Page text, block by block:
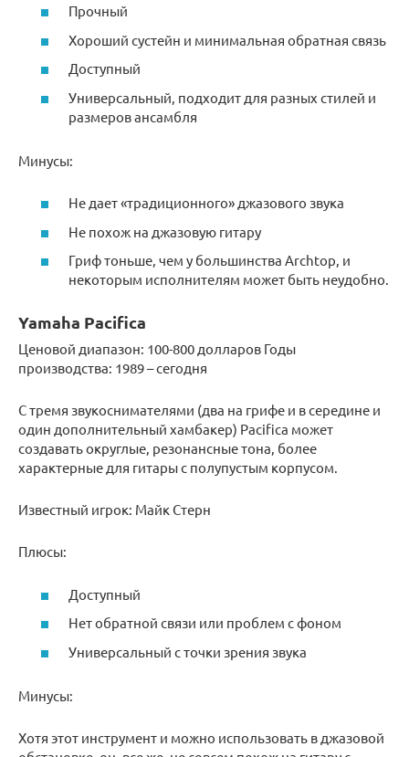
Прочный
Хороший сустейн и минимальная обратная связь
Доступный
Универсальный, подходит для разных стилей и
размеров ансамбля
Минусы:
Не дает «традиционного» джазового звука
Не похож на джазовую гитару
Гриф тоньше, чем у большинства Archtop, и
некоторым исполнителям может быть неудобно.
Yamaha Pacifica
Ценовой диапазон: 100-800 долларов Годы
производства: 1989 – сегодня
С тремя звукоснимателями (два на грифе и в середине и
один дополнительный хамбакер) Pacifica может
создавать округлые, резонансные тона, более
характерные для гитары с полупустым корпусом.
Известный игрок: Майк Стерн
Плюсы:
Доступный
Нет обратной связи или проблем с фоном
Универсальный с точки зрения звука
Минусы:
Хотя этот инструмент и можно использовать в джазовой